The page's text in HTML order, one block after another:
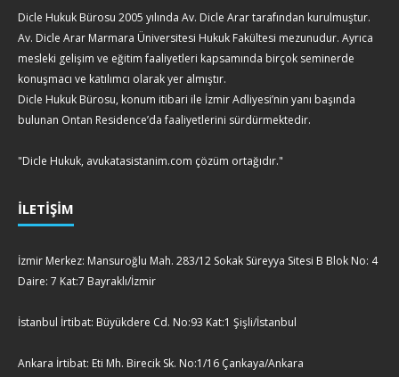
Dicle Hukuk Bürosu 2005 yılında Av. Dicle Arar tarafından kurulmuştur.
Av. Dicle Arar Marmara Üniversitesi Hukuk Fakültesi mezunudur. Ayrıca
mesleki gelişim ve eğitim faaliyetleri kapsamında birçok seminerde
konuşmacı ve katılımcı olarak yer almıştır.
Dicle Hukuk Bürosu, konum itibari ile İzmir Adliyesi’nin yanı başında
bulunan Ontan Residence’da faaliyetlerini sürdürmektedir.
"Dicle Hukuk, avukatasistanim.com çözüm ortağıdır."
İLETİŞİM
İzmir Merkez: Mansuroğlu Mah. 283/12 Sokak Süreyya Sitesi B Blok No: 4
Daire: 7 Kat:7 Bayraklı/İzmir
İstanbul İrtibat: Büyükdere Cd. No:93 Kat:1 Şişli/İstanbul
Ankara İrtibat: Eti Mh. Birecik Sk. No:1/16 Çankaya/Ankara